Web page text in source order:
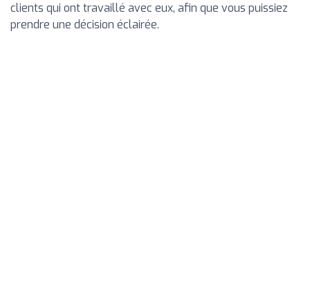
clients qui ont travaillé avec eux, afin que vous puissiez
prendre une décision éclairée.